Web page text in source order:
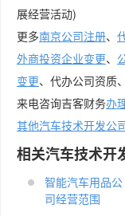
展经营活动)
更多南京公司注册、
外商投资企业变更、
变更、代办公司资质
来电咨询吉客财务办
其他汽车技术开发公
相关汽车技术开
智能汽车用品公
司经营范围